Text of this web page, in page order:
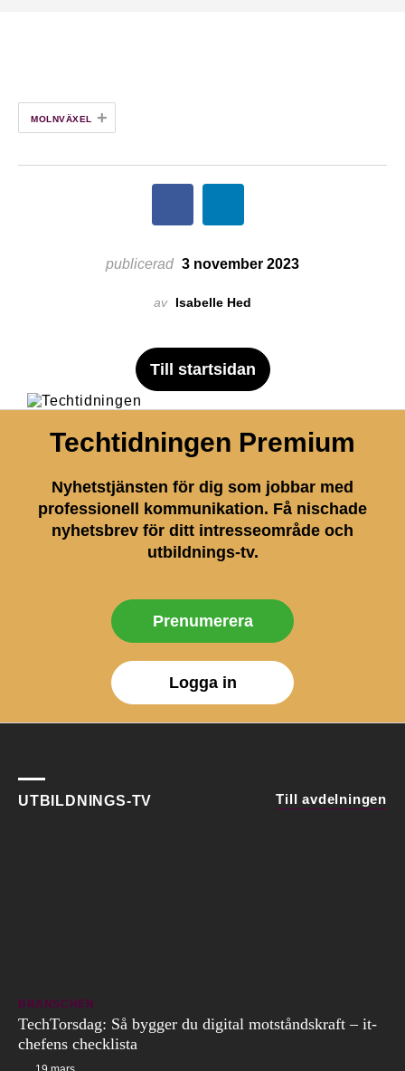
MOLNVÄXEL +
publicerad 3 november 2023
av Isabelle Hed
Till startsidan
Techtidningen Premium
Nyhetstjänsten för dig som jobbar med
professionell kommunikation. Få nischade
nyhetsbrev för ditt intresseområde och
utbildnings-tv.
Prenumerera
Logga in
UTBILDNINGS-TV Till avdelningen
BRANSCHEN
TechTorsdag: Så bygger du digital motståndskraft – it-
chefens checklista